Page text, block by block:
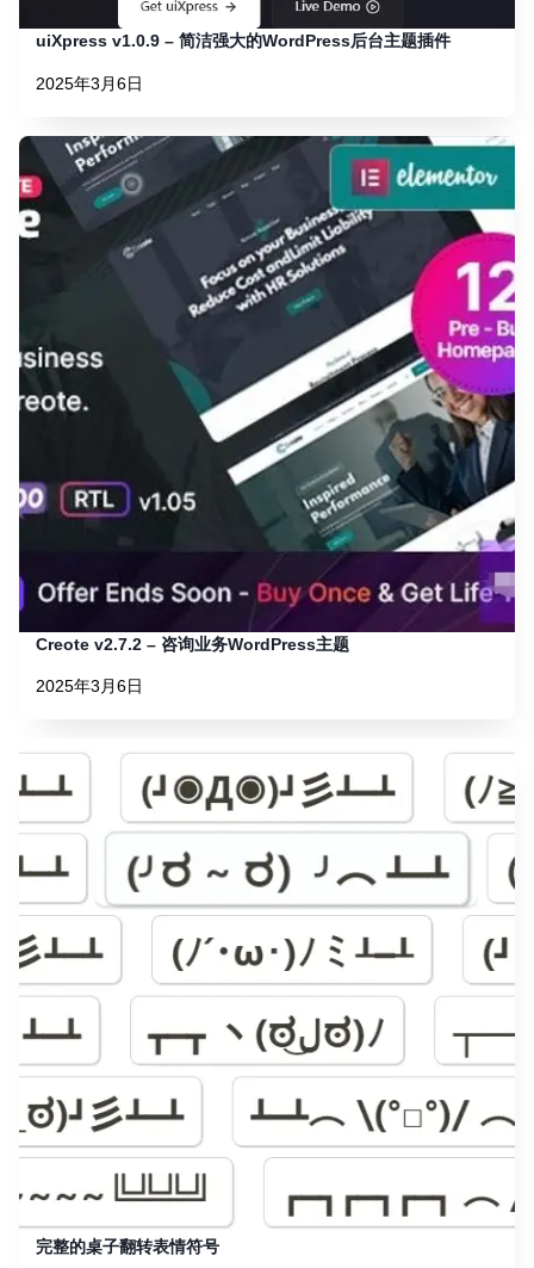
uiXpress v1.0.9 – 简洁强大的WordPress后台主题插件
2025年3月6日
Creote v2.7.2 – 咨询业务WordPress主题
2025年3月6日
完整的桌子翻转表情符号